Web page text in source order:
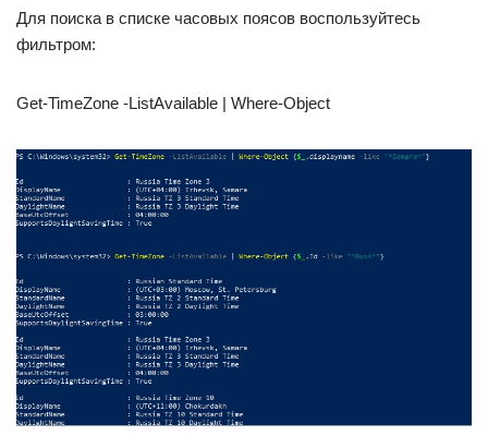
Для поиска в списке часовых поясов воспользуйтесь
фильтром:
Get-TimeZone -ListAvailable | Where-Object